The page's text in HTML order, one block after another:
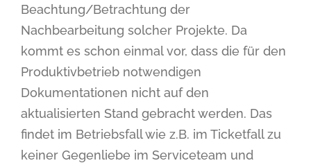
Beachtung/Betrachtung der
Nachbearbeitung solcher Projekte. Da
kommt es schon einmal vor, dass die für den
Produktivbetrieb notwendigen
Dokumentationen nicht auf den
aktualisierten Stand gebracht werden. Das
findet im Betriebsfall wie z.B. im Ticketfall zu
keiner Gegenliebe im Serviceteam und